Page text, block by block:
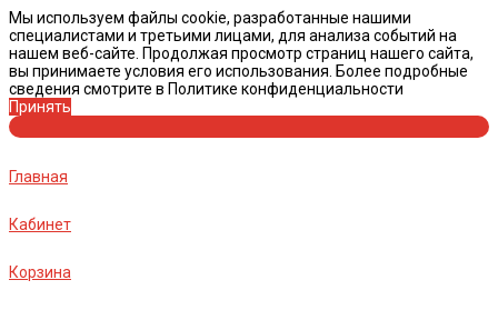
Мы используем файлы cookie, разработанные нашими
специалистами и третьими лицами, для анализа событий на
нашем веб-сайте. Продолжая просмотр страниц нашего сайта,
вы принимаете условия его использования. Более подробные
сведения смотрите в Политике конфиденциальности
Принять
Главная
Кабинет
Корзина